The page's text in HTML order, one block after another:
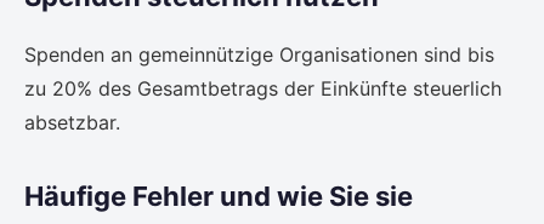
Spenden an gemeinnützige Organisationen sind bis
zu 20% des Gesamtbetrags der Einkünfte steuerlich
absetzbar.
Häufige Fehler und wie Sie sie